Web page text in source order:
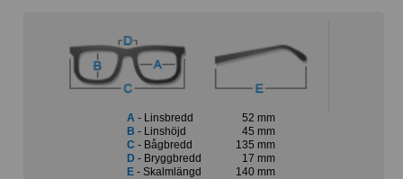
A - Linsbredd
52 mm
B - Linshöjd
45 mm
C - Bågbredd
135 mm
D - Bryggbredd
17 mm
E- Skalmlängd 140 mm